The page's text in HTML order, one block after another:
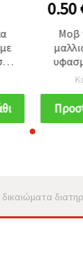
0.50
Μοβ
10